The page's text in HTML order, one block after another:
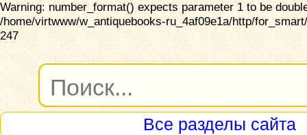
Warning: number_format() expects parameter 1 to be
/home/virtwww/w_antiquebooks-ru_4af09e1a/http/
247
Все разделы сайта